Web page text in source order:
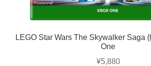
LEGO Star Wars The Skywalker Saga
One
¥5,880